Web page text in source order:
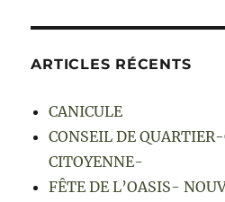
ARTICLES RÉCENTS
CANICULE
CONSEIL DE
CITOYENNE-
FÊTE DE L’OASIS-